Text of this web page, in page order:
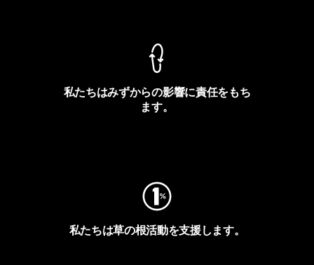
私たちはみずからの影響に責任をもち
ます。
私たちは草の根活動を支援します。